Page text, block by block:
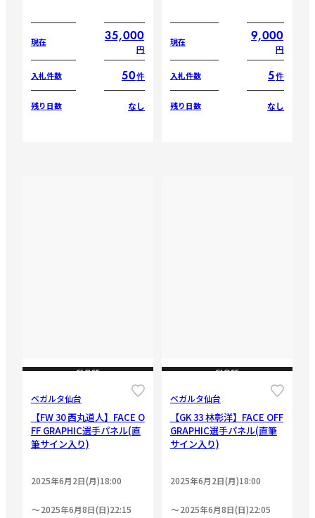
現在 35,000
円
入札件数 50件
残り日数 なし
現在 9,000
円
入札件数 5件
残り日数 なし
CLOSE
ベガルタ仙台
【FW 30 西丸道人】FACE O
FF GRAPHIC選手パネル(直
筆サイン入り)
2025年6月2日(月)18:00
2025年6月8日(日)22:15
CLOSE
ベガルタ仙台
【GK 33 林彰洋】FACE OFF
GRAPHIC選手パネル(直筆
サイン入り)
2025年6月2日(月)18:00
2025年6月8日(日)22:05